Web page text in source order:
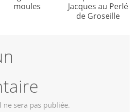
moules
Jacques au Perlé
de Groseille
sera pas publiée.